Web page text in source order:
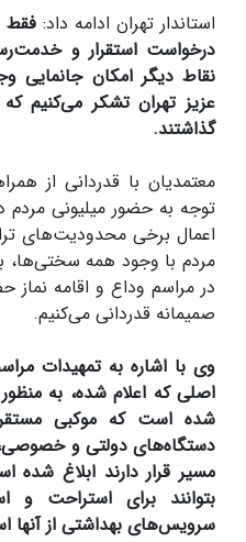
استاندار تهران ادامه داد:
درخواست استقرار و
نقاط دیگر امکان جانمایی
عزیز تهران تشکر می‌کنیم
گذاشتند.
معتمدیان با قدردانی از
توجه به حضور میلیونی مردم
اعمال برخی محدودیت‌های
مردم با وجود همه سختی‌ها،
در مراسم وداع و اقامه نماز
صمیمانه قدردانی می‌کنیم.
وی با اشاره به تمهیدات
اصلی که اعلام شده، به
شده است که موکبی
دستگاه‌های دولتی و
مسیر قرار دارند ابلاغ شده
بتوانند برای استراحت و
سرویس‌های بهداشتی از آنها